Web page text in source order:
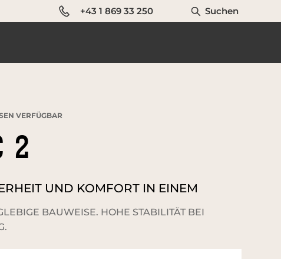
+43 1 869 33 250 Suchen
VERFÜGBAR
2
UND KOMFORT IN EINEM
BAUWEISE. HOHE STABILITÄT BEI